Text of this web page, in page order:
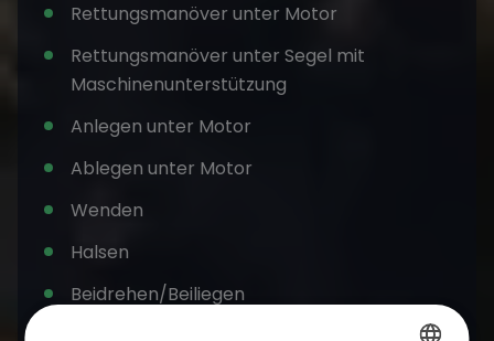
Rettungsmanöver unter Motor
Rettungsmanöver unter Segel mit
Maschinenunterstützung
Anlegen unter Motor
Ablegen unter Motor
Wenden
Halsen
Beidrehen/Beiliegen